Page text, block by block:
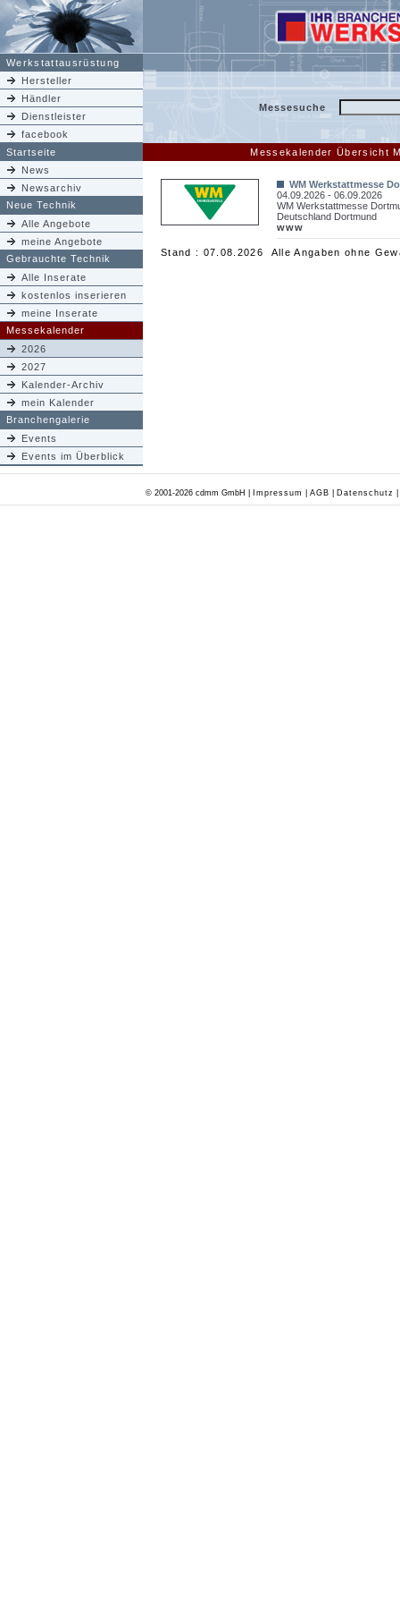
Werkstattausrüstung
Hersteller
Händler
Dienstleister
facebook
Messesuche
Startseite
Messekalender Übersicht
News
Newsarchiv
Neue Technik
Alle Angebote
meine Angebote
Gebrauchte Technik
Alle Inserate
kostenlos inserieren
meine Inserate
Messekalender
2026
2027
Kalender-Archiv
mein Kalender
Branchengalerie
Events
Events im Überblick
WM Werkstattmesse
04.09.2026 - 06.09.2026
WM Werkstattmesse
Deutschland Dortmund
www
Stand : 07.08.2026 Alle Angaben ohne
© 2001-2026 cdmm GmbH | Impressum AGB Datenschutz